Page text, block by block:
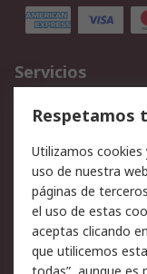
Servicios
Cómo realizar
Facturación y
Ofertas
Legal
Aviso legal
Respetamos
Utilizamos
uso de nuestra
páginas de
el uso de estas
aceptas clicando
que utilicemos